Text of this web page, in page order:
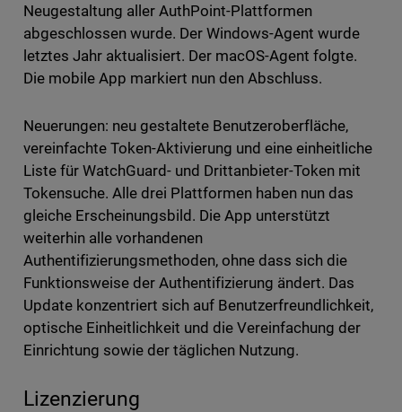
Neugestaltung aller AuthPoint-Plattformen
abgeschlossen wurde. Der Windows-Agent wurde
letztes Jahr aktualisiert. Der macOS-Agent folgte.
Die mobile App markiert nun den Abschluss.
Neuerungen: neu gestaltete Benutzeroberfläche,
vereinfachte Token-Aktivierung und eine einheitliche
Liste für WatchGuard- und Drittanbieter-Token mit
Tokensuche. Alle drei Plattformen haben nun das
gleiche Erscheinungsbild. Die App unterstützt
weiterhin alle vorhandenen
Authentifizierungsmethoden, ohne dass sich die
Funktionsweise der Authentifizierung ändert. Das
Update konzentriert sich auf Benutzerfreundlichkeit,
optische Einheitlichkeit und die Vereinfachung der
Einrichtung sowie der täglichen Nutzung.
Lizenzierung